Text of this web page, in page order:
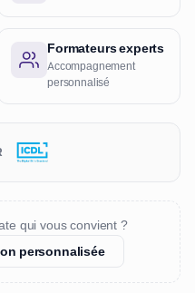
Formateurs experts
Accompagnement
personnalisé
qui vous convient ?
personnalisée